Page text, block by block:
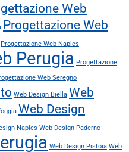
Web
Progettazione Web
Progettazione Web Naples
Perugia Progettazione
Web Seregno
Web Design Biella Web
Web Design
Naples Web Design Paderno
Web Design Pistoia Web